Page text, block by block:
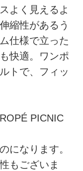
よく見えるよ
縮性があるう
仕様で立った
快適。ワンポ
トで、フィッ
PICNIC
になります。
もございま